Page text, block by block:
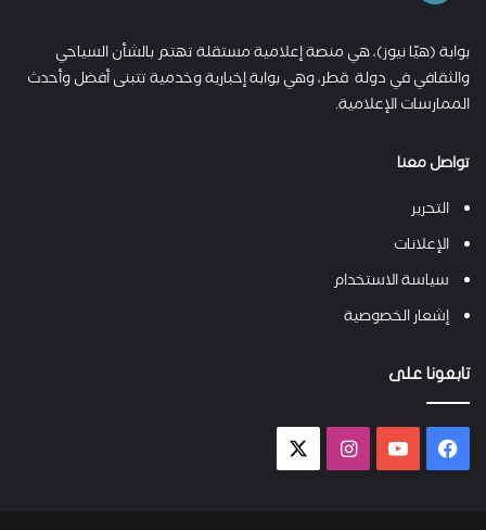
بوابة (هيّا نيوز)، هي منصة إعلامية مستقلة تهتم بالشأن السياحي
والثقافي في دولة قطر، وهي بوابة إخبارية وخدمية تتبنى أفضل وأحدث
الممارسات الإعلامية.
تواصل معنا
التحرير
الإعلانات
سياسة الاستخدام
إشعار الخصوصية
تابعونا على
فيسبوك يوتيوب انستقرام